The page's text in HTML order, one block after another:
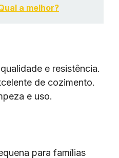
a melhor?
e resistência.
de cozimento.
e uso.
para famílias